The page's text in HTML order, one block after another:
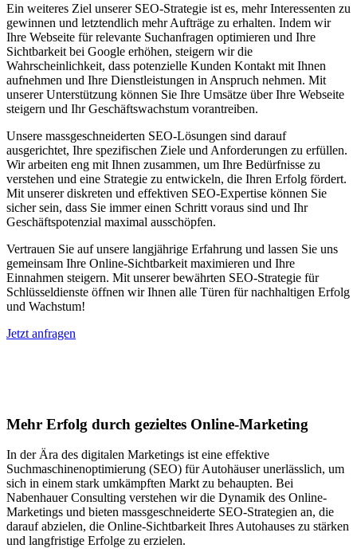
Ein weiteres Ziel unserer SEO-Strategie ist es, mehr Interessenten zu
gewinnen und letztendlich mehr Aufträge zu erhalten. Indem wir
Ihre Webseite für relevante Suchanfragen optimieren und Ihre
Sichtbarkeit bei Google erhöhen, steigern wir die
Wahrscheinlichkeit, dass potenzielle Kunden Kontakt mit Ihnen
aufnehmen und Ihre Dienstleistungen in Anspruch nehmen. Mit
unserer Unterstützung können Sie Ihre Umsätze über Ihre Webseite
steigern und Ihr Geschäftswachstum vorantreiben.
Unsere massgeschneiderten SEO-Lösungen sind darauf
ausgerichtet, Ihre spezifischen Ziele und Anforderungen zu erfüllen.
Wir arbeiten eng mit Ihnen zusammen, um Ihre Bedürfnisse zu
verstehen und eine Strategie zu entwickeln, die Ihren Erfolg fördert.
Mit unserer diskreten und effektiven SEO-Expertise können Sie
sicher sein, dass Sie immer einen Schritt voraus sind und Ihr
Geschäftspotenzial maximal ausschöpfen.
Vertrauen Sie auf unsere langjährige Erfahrung und lassen Sie uns
gemeinsam Ihre Online-Sichtbarkeit maximieren und Ihre
Einnahmen steigern. Mit unserer bewährten SEO-Strategie für
Schlüsseldienste öffnen wir Ihnen alle Türen für nachhaltigen Erfolg
und Wachstum!
Jetzt anfragen
Mehr Erfolg durch gezieltes Online-Marketing
In der Ära des digitalen Marketings ist eine effektive
Suchmaschinenoptimierung (SEO) für Autohäuser unerlässlich, um
sich in einem stark umkämpften Markt zu behaupten. Bei
Nabenhauer Consulting verstehen wir die Dynamik des Online-
Marketings und bieten massgeschneiderte SEO-Strategien an, die
darauf abzielen, die Online-Sichtbarkeit Ihres Autohauses zu stärken
und langfristige Erfolge zu erzielen.